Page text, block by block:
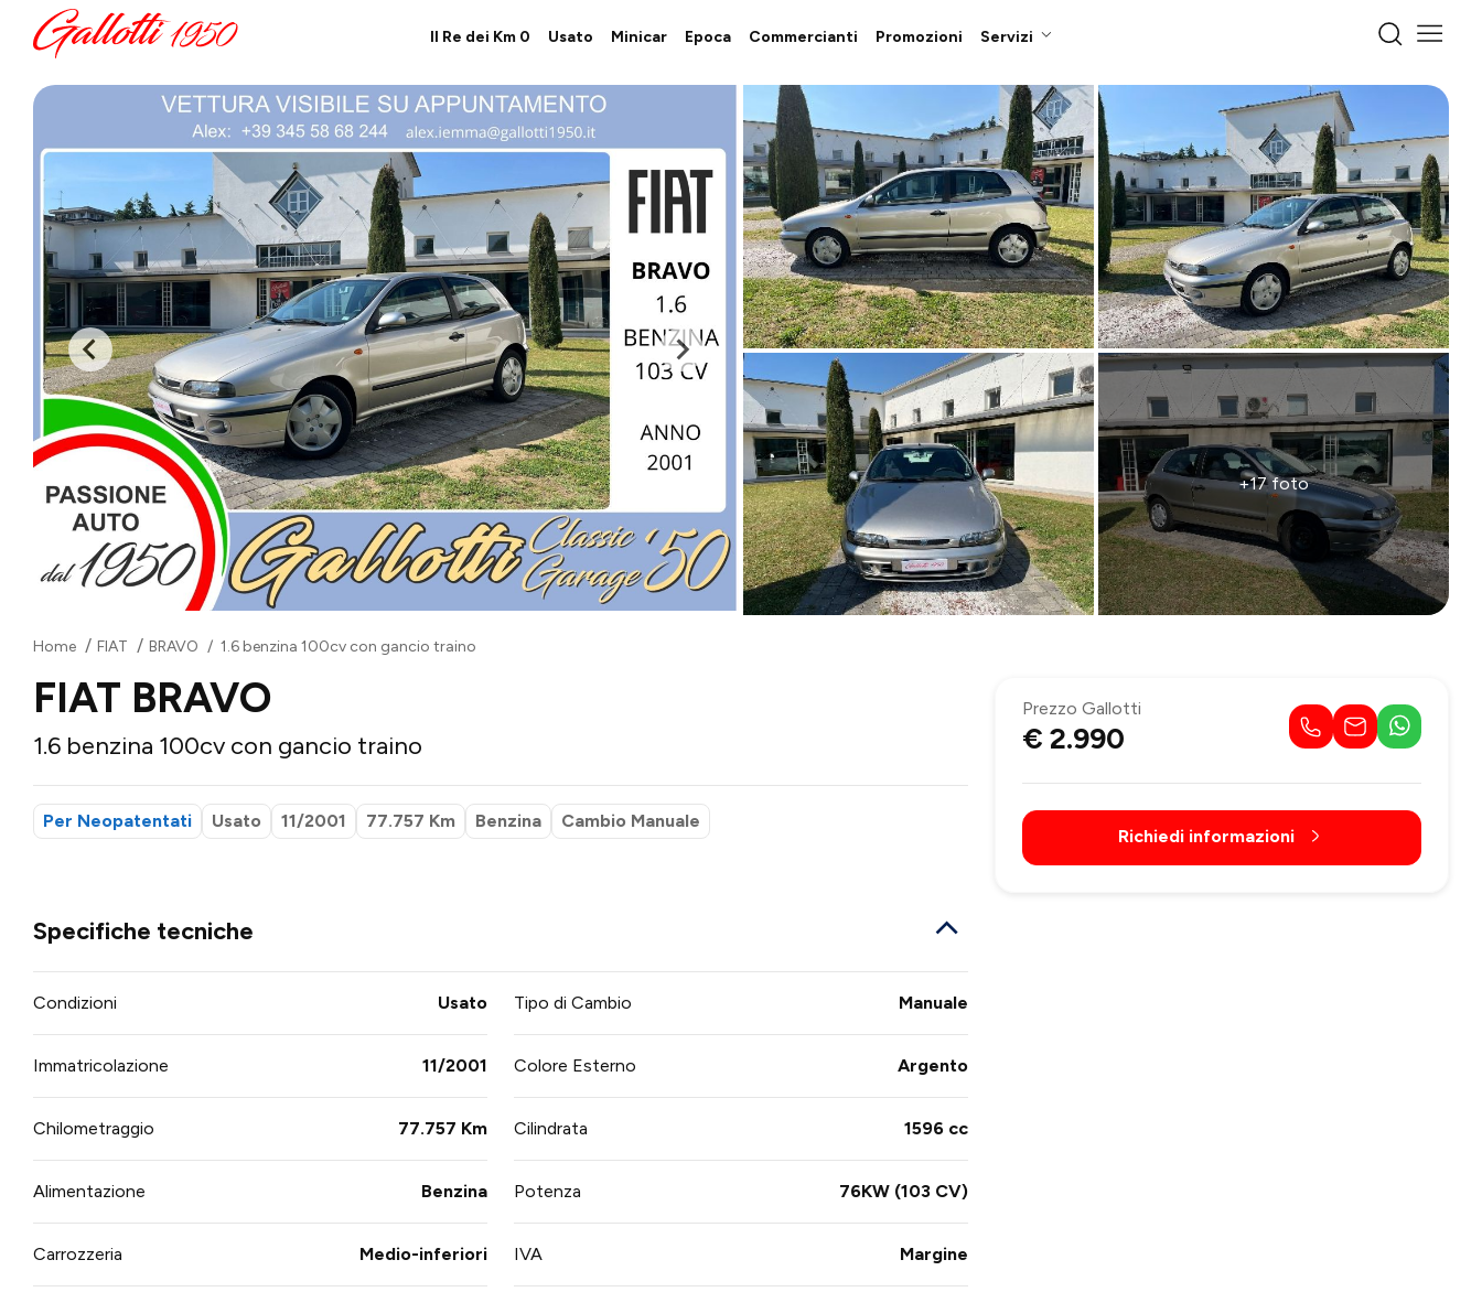
Il Re dei Km 0 Usato Minicar Epoca Commercianti Promozioni Servizi
+17 foto
Home FIAT BRAVO 1.6 benzina 100cv con gancio traino
FIAT BRAVO
1.6 benzina 100cv con gancio traino
Per Neopatentati Usato 11/2001 77.757 Km Benzina Cambio Manuale
Specifiche tecniche
Condizioni Usato Tipo di Cambio Manuale
Immatricolazione 11/2001 Colore Esterno Argento
Chilometraggio 77.757 Km Cilindrata 1596 cc
Alimentazione Benzina Potenza 76KW (103 CV)
Carrozzeria Medio-inferiori IVA Margine
Prezzo Gallotti
€ 2.990
Richiedi informazioni